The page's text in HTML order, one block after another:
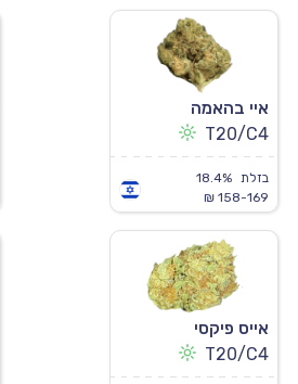
איי בהאמה
T20/C4
בזלת 18.4%
158-169 ₪
אייס פיקסי
T20/C4